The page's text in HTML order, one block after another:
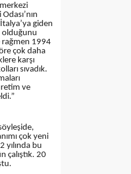
giden
olduğunu
rağmen 1994
çok daha
karşı
sıvadık.
ve
çok yeni
yılında bu
çalıştık. 20